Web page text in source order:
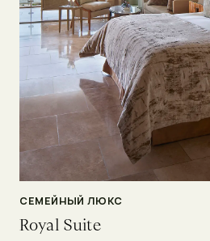
СЕМЕЙНЫЙ ЛЮКС
Royal Suite